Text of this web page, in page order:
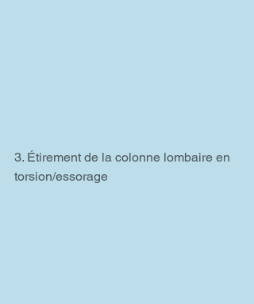
3. Étirement de la colonne lombaire en
torsion/essorage